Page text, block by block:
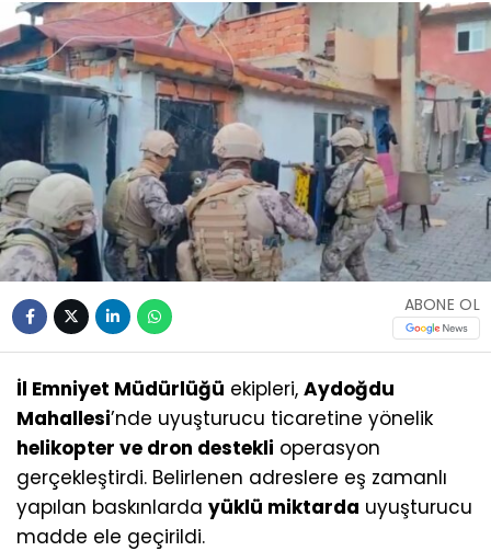
ABONE OL
İl Emniyet Müdürlüğü ekipleri, Aydoğdu
Mahallesi’nde uyuşturucu ticaretine yönelik
helikopter ve dron destekli operasyon
gerçekleştirdi. Belirlenen adreslere eş zamanlı
yapılan baskınlarda yüklü miktarda uyuşturucu
madde ele geçirildi.